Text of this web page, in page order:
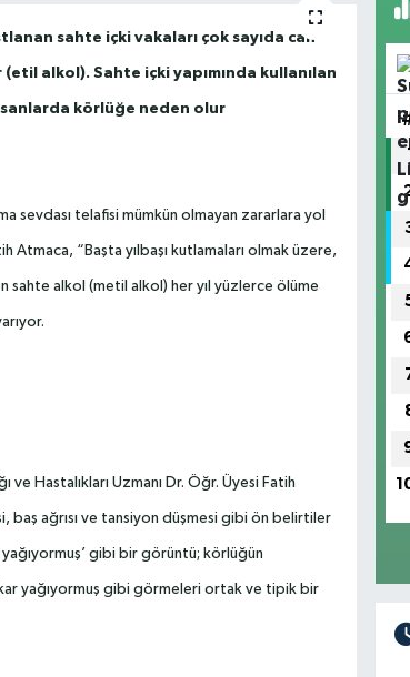
sahte içki vakaları çok sayıda can
alkol). Sahte içki yapımında kullanılan
körlüğe neden olur
sevdası telafisi mümkün olmayan zararlara yol
Atmaca, “Başta yılbaşı kutlamaları olmak üzere,
sahte alkol (metil alkol) her yıl yüzlerce ölüme
ve Hastalıkları Uzmanı Dr. Öğr. Üyesi Fatih
baş ağrısı ve tansiyon düşmesi gibi ön belirtiler
gibi bir görüntü; körlüğün
yağıyormuş gibi görmeleri ortak ve tipik bir
1